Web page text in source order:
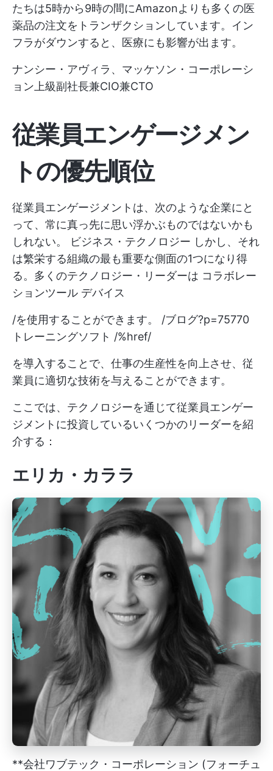
たちは5時から9時の間にAmazonよりも多くの医
薬品の注文をトランザクションしています。イン
フラがダウンすると、医療にも影響が出ます。
ナンシー・アヴィラ、マッケソン・コーポレーシ
ョン上級副社長兼CIO兼CTO
従業員エンゲージメン
トの優先順位
従業員エンゲージメントは、次のような企業にと
って、常に真っ先に思い浮かぶものではないかも
しれない。
ビジネス・テクノロジー しかし、それ
は繁栄する組織の最も重要な側面の1つになり得
る。多くのテクノロジー・リーダーは コラボレー
ションツール デバイス
/を使用することができます。 /ブログ?p=75770
トレーニングソフト /%href/
を導入することで、仕事の生産性を向上させ、従
業員に適切な技術を与えることができます。
ここでは、テクノロジーを通じて従業員エンゲー
ジメントに投資しているいくつかのリーダーを紹
介する：
エリカ・カララ
**会社ワブテック・コーポレーション (フォーチュ